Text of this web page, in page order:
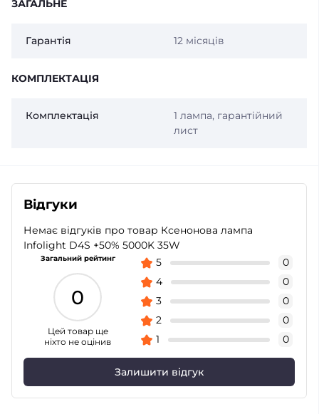
ЗАГАЛЬНЕ
Гарантія 12 місяців
КОМПЛЕКТАЦІЯ
Комплектація
1 лампа, гарантійний
лист
Відгуки
Немає відгуків про товар Ксенонова лампа
Infolight D4S +50% 5000K 35W
Загальний рейтинг
0
Цей товар ще
ніхто не оцінив
5
0
4
0
3
0
2
0
1
0
Залишити відгук